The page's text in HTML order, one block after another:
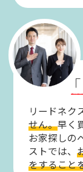
リードネク
せん。早く
お家探しの
ストでは、
をすること